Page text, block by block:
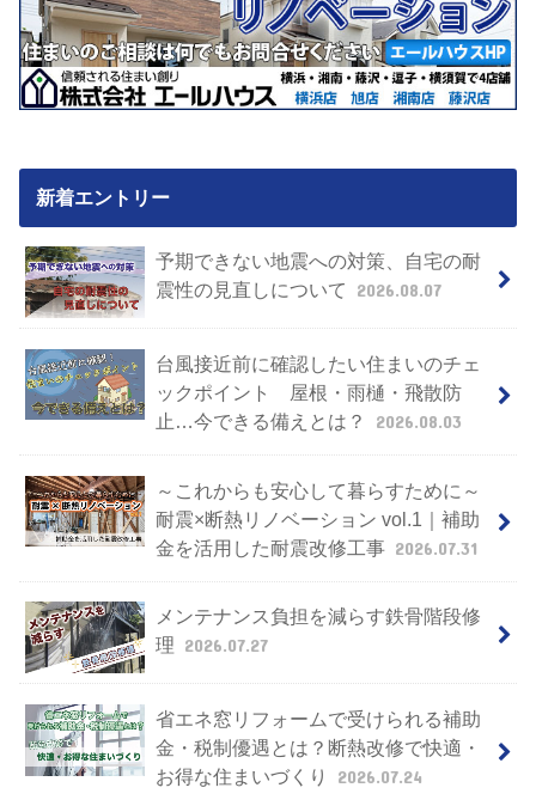
新着エントリー
予期できない地震への対策、自宅の耐
震性の見直しについて
2026.08.07
台風接近前に確認したい住まいのチェ
ックポイント 屋根・雨樋・飛散防
止…今できる備えとは？
2026.08.03
～これからも安心して暮らすために～
耐震×断熱リノベーション vol.1｜補助
金を活用した耐震改修工事 2026.07.31
メンテナンス負担を減らす鉄骨階段修
理 2026.07.27
省エネ窓リフォームで受けられる補助
金・税制優遇とは？断熱改修で快適・
お得な住まいづくり
2026.07.24